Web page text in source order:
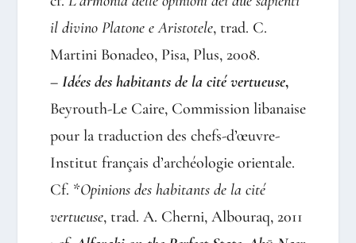
il divino Platone e Aristotele, trad. C.
Martini Bonadeo, Pisa, Plus, 2008.
– Idées des habitants de la cité vertueuse,
Beyrouth-Le Caire, Commission libanaise
pour la traduction des chefs-d’œuvre-
Institut français d’archéologie orientale.
Cf. *Opinions des habitants de la cité
vertueuse, trad. A. Cherni, Albouraq, 2011